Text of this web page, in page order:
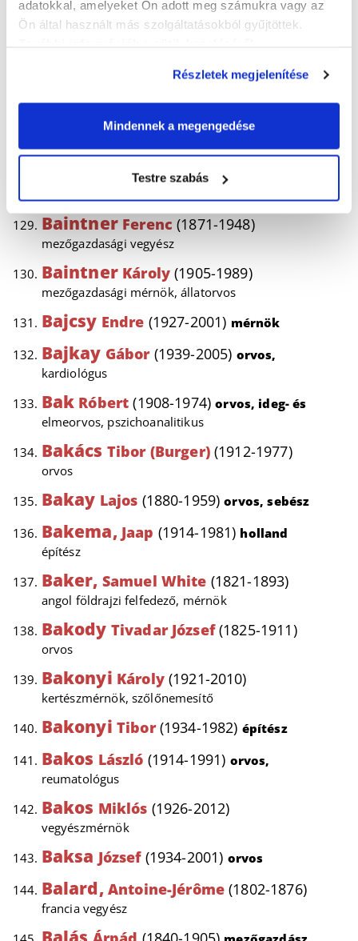
adatokkal, amelyeket Ön adott meg számukra vagy az
Ön által használt más szolgáltatásokból gyűjtöttek.
Részletek megjelenítése
Mindennek a megengedése
Testre szabás
gyógyszerész
Baintner Ferenc(1871-1948)
mezőgazdasági vegyész
Baintner Károly(1905-1989)
mezőgazdasági mérnök, állatorvos
Bajcsy Endre (1927-2001) mérnök
Bajkay Gábor (1939-2005) orvos,
kardiológus
Bak Róbert(1908-1974)orvos, ideg- és
elmeorvos, pszichoanalitikus
Bakács Tibor (Burger)(1912-1977)
orvos
Bakay Lajos (1880-1959)orvos, sebész
Bakema, Jaap (1914-1981) holland
építész
Baker, Samuel White (1821-1893)
angol földrajzi felfedező, mérnök
Bakody Tivadar József(1825-1911)
orvos
Bakonyi Károly (1921-2010)
kertészmérnök, szőlőnemesítő
Bakonyi Tibor(1934-1982) építész
Bakos László (1914-1991) orvos,
reumatológus
Bakos Miklós (1926-2012)
vegyészmérnök
Baksa József (1934-2001) orvos
Balard, Antoine-Jérôme(1802-1876)
francia vegyész